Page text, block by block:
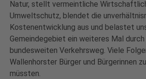
Natur, stellt vermeintliche
Umweltschutz, blendet die
Kostenentwicklung aus und belastet
Gemeindegebiet ein weiteres Mal durch
bundesweiten Verkehrsweg. Viele
Wallenhorster Bürger und Bürgerinnen
müssten.